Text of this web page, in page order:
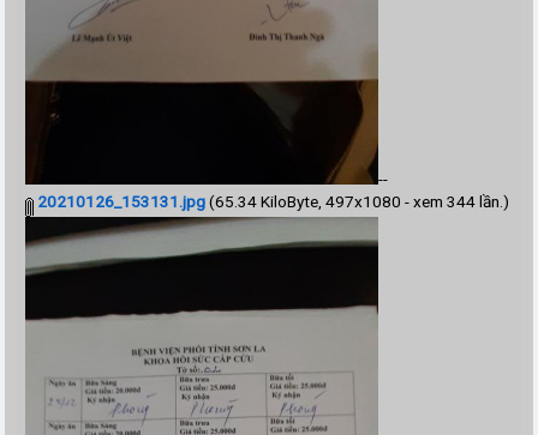
--
20210126_153131.jpg(65.34 KiloByte, 497x1080 - xem 344 lần.)